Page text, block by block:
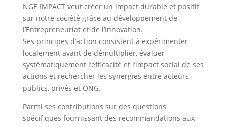
NGE IMPACT veut créer un impact durable et positif
sur notre société grâce au développement de
l’Entrepreneuriat et de l’Innovation.
Ses principes d’action consistent à expérimenter
localement avant de démultiplier, évaluer
systématiquement l’efficacité et l’impact social de ses
actions et rechercher les synergies entre acteurs
publics, privés et ONG.
Parmi ses contributions sur des questions
spécifiques fournissant des recommandations aux